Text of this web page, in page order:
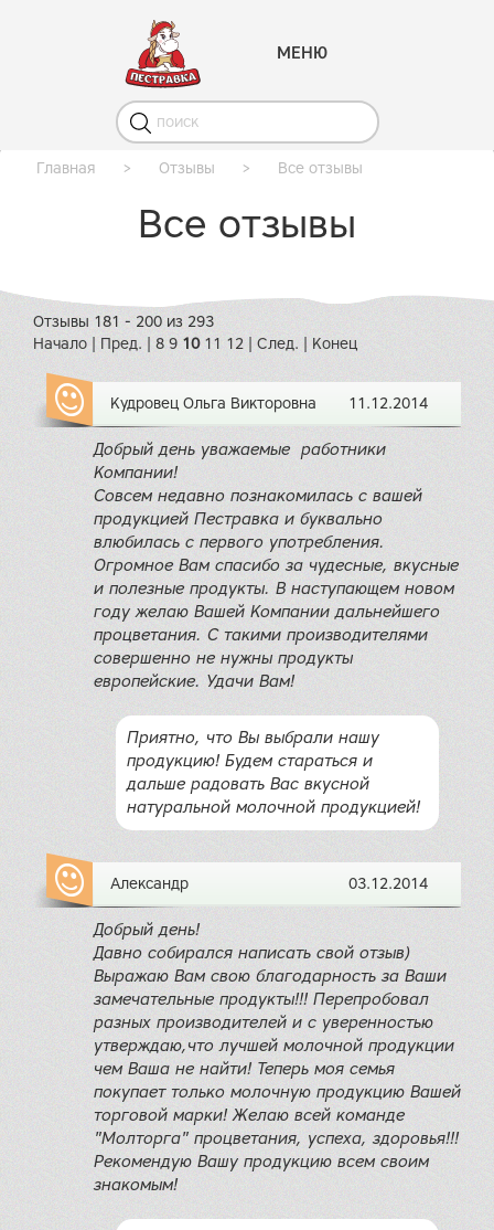
МЕНЮ
Главная > Отзывы > Все отзывы
Все отзывы
Отзывы 181 - 200 из 293
Начало
Пред. 8 9 10 11 12 След. Конец
Кудровец Ольга Викторовна 11.12.2014
Добрый день уважаемые работники
Компании!
Совсем недавно познакомилась с вашей
продукцией Пестравка и буквально
влюбилась с первого употребления.
Огромное Вам спасибо за чудесные, вкусные
и полезные продукты. В наступающем новом
году желаю Вашей Компании дальнейшего
процветания. С такими производителями
совершенно не нужны продукты
европейские. Удачи Вам!
Приятно, что Вы выбрали нашу
продукцию! Будем стараться и
дальше радовать Вас вкусной
натуральной молочной продукцией!
Александр 03.12.2014
Добрый день!
Давно собирался написать свой отзыв)
Выражаю Вам свою благодарность за Ваши
замечательные продукты!!! Перепробовал
разных производителей и с уверенностью
утверждаю,что лучшей молочной продукции
чем Ваша не найти! Теперь моя семья
покупает только молочную продукцию Вашей
торговой марки! Желаю всей команде
"Молторга" процветания, успеха, здоровья!!!
Рекомендую Вашу продукцию всем своим
знакомым!